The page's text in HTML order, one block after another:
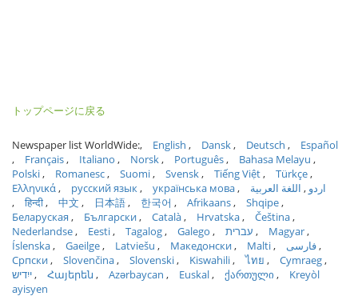
トップページに戻る
Newspaper list WorldWide: English Dansk Deutsch
Español
Français
Italiano Norsk Português
Bahasa Melayu
Polski
Romanesc Suomi Svensk Tiếng Việt
Türkçe
Ελληνικά
русский язык українська мова اردو
اللغة العربية
हिन्दी
中文 日本語 한국어 Afrikaans
Shqipe
Беларуская
Български Català Hrvatska
Čeština
Nederlandse
Eesti Tagalog Galego עברית
Magyar
Íslenska
Gaeilge Latviešu Македонски Malti
فارسی
Српски
Slovenčina Slovenski Kiswahili ไทย
Cymraeg
ייִדיש
Հայերեն Azərbaycan Euskal ქართული
Kreyòl
ayisyen